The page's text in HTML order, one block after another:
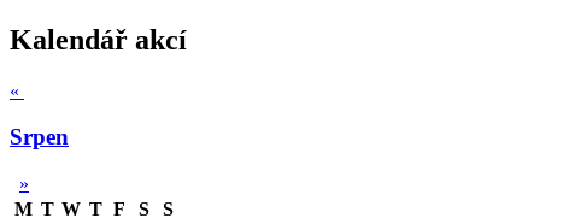
Kalendář akcí
«
Srpen
»
M T W T F S
S